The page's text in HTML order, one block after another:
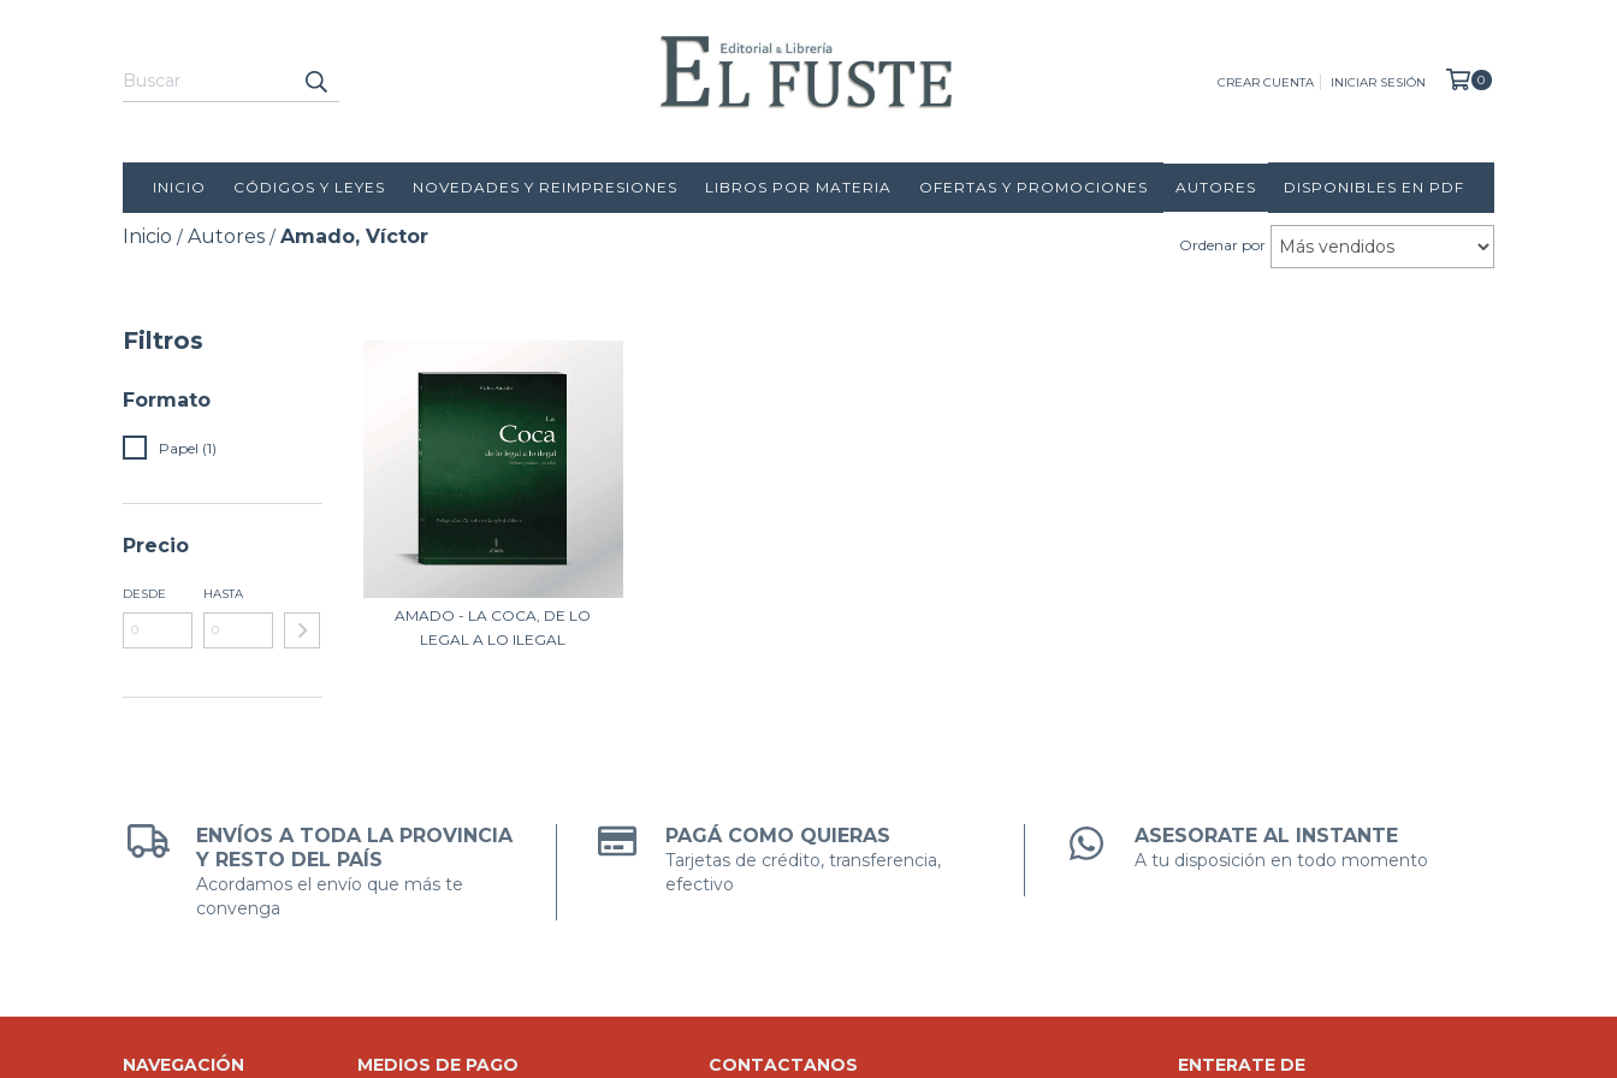
CREAR CUENTA INICIAR SESIÓN 0
INICIO CÓDIGOS Y LEYES NOVEDADES Y REIMPRESIONES LIBROS POR MATERIA OFERTAS Y PROMOCIONES AUTORES DISPONIBLES EN PDF
Inicio / Autores / Amado, Víctor Ordenar por
Filtros
Formato
Papel (1)
Precio
DESDE HASTA
AMADO - LA COCA, DE LO
LEGAL A LO ILEGAL
ENVÍOS A TODA LA PROVINCIA
Y RESTO DEL PAÍS
Acordamos el envío que más te
convenga
PAGÁ COMO QUIERAS
Tarjetas de crédito, transferencia,
efectivo
ASESORATE AL INSTANTE
A tu disposición en todo momento
NAVEGACIÓN MEDIOS DE PAGO CONTACTANOS
ENTERATE DE